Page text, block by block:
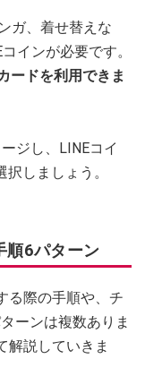
ガ、着せ替えな
インが必要です。
ードを利用できま
ジし、LINEコイ
しましょう。
順6パターン
る際の手順や、チ
ーンは複数ありま
解説していきま